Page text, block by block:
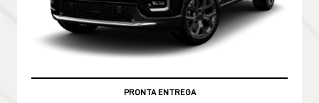
PRONTA ENTREGA